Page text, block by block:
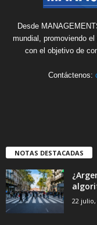
Desde
mundial, promoviendo
con el objetivo de
Contáctenos:
NOTAS DESTACADAS
22 julio,